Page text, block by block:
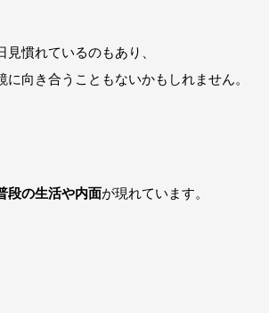
慣れているのもあり、
に向き合うこともないかもしれません。
段の生活や内面が現れています。